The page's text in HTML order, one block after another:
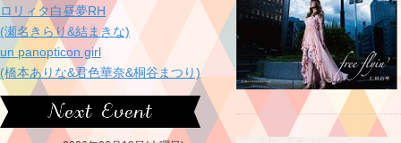
ロリィタ白昼夢RH
(瀬名きらり&結まきな)
un panopticon girl
(橋本ありな&君色華奈&桐谷まつり)